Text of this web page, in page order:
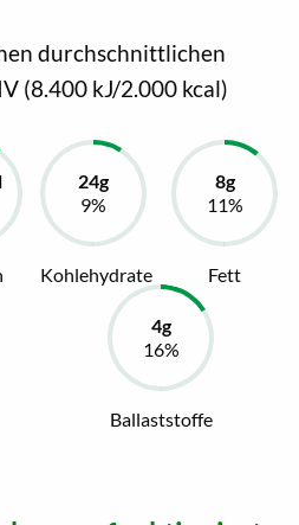
durchschnittlichen
(8.400 kJ/2.000 kcal)
Kohlehydrate Fett
Ballaststoffe